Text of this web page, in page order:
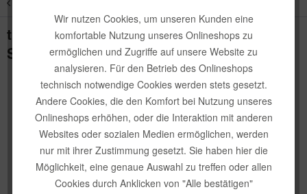
Wir nutzen Cookies, um unseren Kunden eine
komfortable Nutzung unseres Onlineshops zu
ermöglichen und Zugriffe auf unsere Website zu
analysieren. Für den Betrieb des Onlineshops
technisch notwendige Cookies werden stets gesetzt.
Andere Cookies, die den Komfort bei Nutzung unseres
Onlineshops erhöhen, oder die Interaktion mit anderen
Websites oder sozialen Medien ermöglichen, werden
nur mit ihrer Zustimmung gesetzt. Sie haben hier die
Möglichkeit, eine genaue Auswahl zu treffen oder allen
Cookies durch Anklicken von "Alle bestätigen"
transotype Ersatzklingen für
Schneidemesser, 10 Stk.